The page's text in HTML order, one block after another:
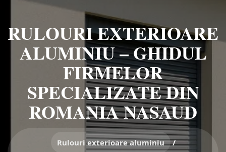
RULOURI EXTERIOARE
ALUMINIU – GHIDUL
FIRMELOR
SPECIALIZATE DIN
ROMANIA NASAUD
Rulouri exterioare aluminiu /